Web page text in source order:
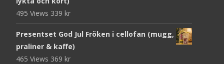
495 Views 339 kr
Presentset God Jul Fröken i cellofan (mugg,
praliner & kaffe)
465 Views 369 kr